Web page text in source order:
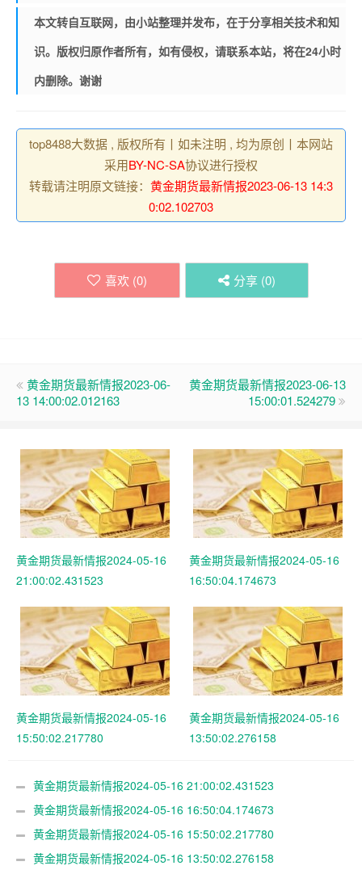
本文转自互联网，由小站整理并发布，在于分享相关技术和知
识。版权归原作者所有，如有侵权，请联系本站，将在24小时
内删除。谢谢
top8488大数据 , 版权所有丨如未注明 , 均为原创丨本网站
采用BY-NC-SA协议进行授权
转载请注明原文链接： 黄金期货最新情报2023-06-13 14:3
0:02.102703
喜欢 (0) 分享 (0)
黄金期货最新情报2023-06-
13 14:00:02.012163
黄金期货最新情报2023-06-13
15:00:01.524279
黄金期货最新情报2024-05-16
21:00:02.431523
黄金期货最新情报2024-05-16
16:50:04.174673
黄金期货最新情报2024-05-16
15:50:02.217780
黄金期货最新情报2024-05-16
13:50:02.276158
黄金期货最新情报2024-05-16 21:00:02.431523
黄金期货最新情报2024-05-16 16:50:04.174673
黄金期货最新情报2024-05-16 15:50:02.217780
黄金期货最新情报2024-05-16 13:50:02.276158